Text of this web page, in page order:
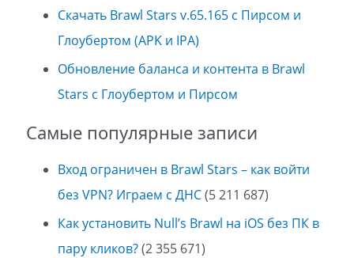
Скачать Brawl Stars v.65.165 с Пирсом и
Глоубертом (APK и IPA)
Обновление баланса и контента в Brawl
Stars с Глоубертом и Пирсом
Самые популярные записи
Вход ограничен в Brawl Stars – как войти
без VPN? Играем с ДНС(5 211 687)
Как установить Null’s Brawl на iOS без ПК в
пару кликов?(2 355 671)